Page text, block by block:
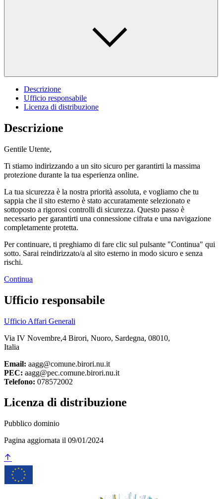
Descrizione
Ufficio responsabile
Licenza di distribuzione
Descrizione
Gentile Utente,
Ti stiamo indirizzando a un sito sicuro per garantirti la massima
protezione durante la tua esperienza online.
La tua sicurezza è la nostra priorità assoluta, e vogliamo che tu
sappia che il sito esterno è stato accuratamente selezionato e
sottoposto a rigorosi controlli di sicurezza. Questo passo è
necessario per garantirti una connessione cifrata e una navigazione
completamente protetta.
Per continuare, ti preghiamo di fare clic sul pulsante "Continua" qui
sotto. Sarai reindirizzato/a al sito esterno in modo sicuro e senza
rischi.
Continua
Ufficio responsabile
Ufficio Affari Generali
Via IV Novembre,4 Birori, Nuoro, Sardegna, 08010,
Italia
Email: aagg@comune.birori.nu.it
PEC: aagg@pec.comune.birori.nu.it
Telefono: 078572002
Licenza di distribuzione
Pubblico dominio
Pagina aggiornata il 09/01/2024